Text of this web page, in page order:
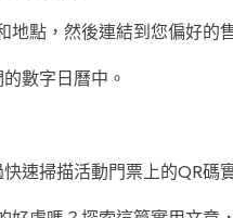
點，然後連結到您偏好的
數字日曆中。
速掃描活動門票上的QR碼